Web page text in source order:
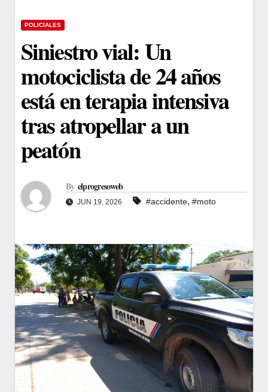
POLICIALES
Siniestro vial: Un
motociclista de 24 años
está en terapia intensiva
tras atropellar a un
peatón
By elprogresoweb
JUN 19, 2026 #accidente, #moto